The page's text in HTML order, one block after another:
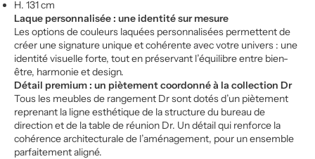
H. 131 cm
Laque personnalisée : une identité sur mesure
Les options de couleurs laquées personnalisées permettent de
créer une signature unique et cohérente avec votre univers : une
identité visuelle forte, tout en préservant l’équilibre entre bien-
être, harmonie et design.
Détail premium : un piètement coordonné à la collection Dr
Tous les meubles de rangement Dr sont dotés d’un piètement
reprenant la ligne esthétique de la structure du bureau de
direction et de la table de réunion Dr. Un détail qui renforce la
cohérence architecturale de l’aménagement, pour un ensemble
parfaitement aligné.